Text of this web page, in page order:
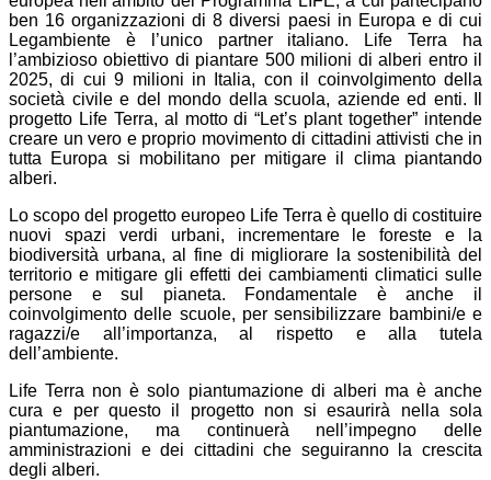
ben 16 organizzazioni di 8 diversi paesi in Europa e di cui
Legambiente è l’unico partner italiano. Life Terra ha
l’ambizioso obiettivo di piantare 500 milioni di alberi entro il
2025, di cui 9 milioni in Italia, con il coinvolgimento della
società civile e del mondo della scuola, aziende ed enti. Il
progetto Life Terra, al motto di “Let’s plant together” intende
creare un vero e proprio movimento di cittadini attivisti che in
tutta Europa si mobilitano per mitigare il clima piantando
alberi.
Lo scopo del progetto europeo Life Terra è quello di costituire
nuovi spazi verdi urbani, incrementare le foreste e la
biodiversità urbana, al fine di migliorare la sostenibilità del
territorio e mitigare gli effetti dei cambiamenti climatici sulle
persone e sul pianeta. Fondamentale è anche il
coinvolgimento delle scuole, per sensibilizzare bambini/e e
ragazzi/e all’importanza, al rispetto e alla tutela
dell’ambiente.
Life Terra non è solo piantumazione di alberi ma è anche
cura e per questo il progetto non si esaurirà nella sola
piantumazione, ma continuerà nell’impegno delle
amministrazioni e dei cittadini che seguiranno la crescita
degli alberi.